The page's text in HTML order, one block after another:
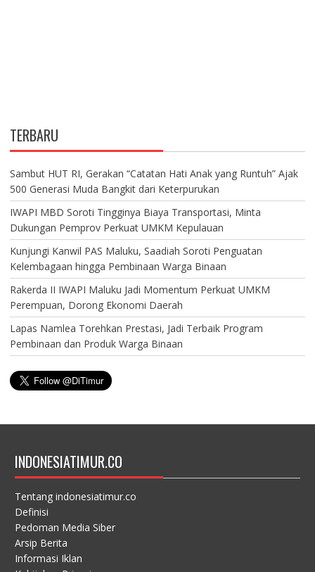
TERBARU
Sambut HUT RI, Gerakan “Catatan Hati Anak yang Runtuh” Ajak
500 Generasi Muda Bangkit dari Keterpurukan
IWAPI MBD Soroti Tingginya Biaya Transportasi, Minta
Dukungan Pemprov Perkuat UMKM Kepulauan
Kunjungi Kanwil PAS Maluku, Saadiah Soroti Penguatan
Kelembagaan hingga Pembinaan Warga Binaan
Rakerda II IWAPI Maluku Jadi Momentum Perkuat UMKM
Perempuan, Dorong Ekonomi Daerah
Lapas Namlea Torehkan Prestasi, Jadi Terbaik Program
Pembinaan dan Produk Warga Binaan
INDONESIATIMUR.CO
Tentang indonesiatimur.co
Definisi
Pedoman Media Siber
Arsip Berita
Informasi Iklan